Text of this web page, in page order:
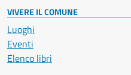
VIVERE IL COMUNE
Luoghi
Eventi
Elenco libri